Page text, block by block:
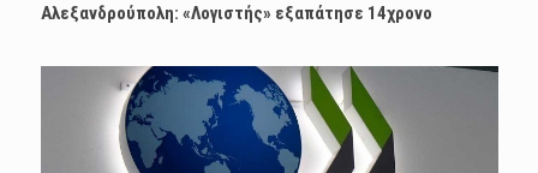
Αλεξανδρούπολη: «Λογιστής» εξαπάτησε 14χρονο